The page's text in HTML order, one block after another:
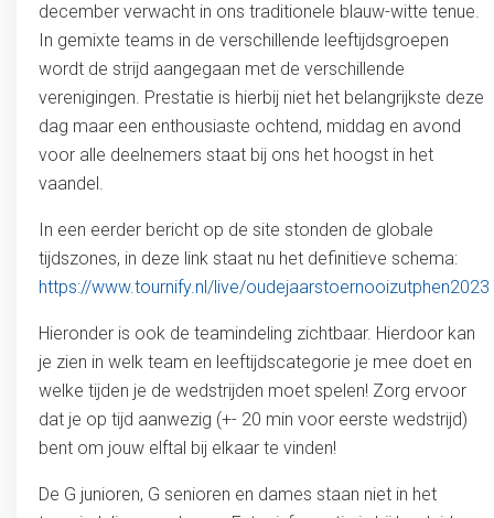
december verwacht in ons traditionele blauw-witte tenue.
In gemixte teams in de verschillende leeftijdsgroepen
wordt de strijd aangegaan met de verschillende
verenigingen. Prestatie is hierbij niet het belangrijkste deze
dag maar een enthousiaste ochtend, middag en avond
voor alle deelnemers staat bij ons het hoogst in het
vaandel.
In een eerder bericht op de site stonden de globale
tijdszones, in deze link staat nu het definitieve schema:
https://www.tournify.nl/live/oudejaarstoernooizutphen2023
Hieronder is ook de teamindeling zichtbaar. Hierdoor kan
je zien in welk team en leeftijdscategorie je mee doet en
welke tijden je de wedstrijden moet spelen! Zorg ervoor
dat je op tijd aanwezig (+- 20 min voor eerste wedstrijd)
bent om jouw elftal bij elkaar te vinden!
De G junioren, G senioren en dames staan niet in het